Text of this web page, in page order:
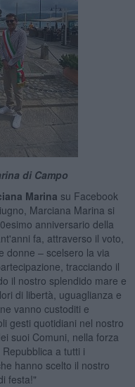
di Campo
Marina su Facebook
Marciana Marina si
anniversario della
fa, attraverso il voto,
donne – scelsero la via
tracciando il
il nostro splendido mare e
di libertà, uguaglianza e
vanno custoditi e
gesti quotidiani nel nostro
suoi Comuni, nella forza
a tutti i
hanno scelto il nostro
festa!"